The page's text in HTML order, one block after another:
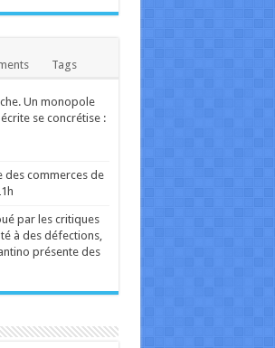
en 2023, le
histoire belge à
...
Blur, U2 ou
William
sur l'album
de Blur, est
ses proches
Ecrit le 07/08 18:02
Chassepierre
Ecrit le 07/08 15:51
Gervais, bien
à l'image de ses
Ecrit le 07/08 14:25
Tags
Un monopole
se concrétise :
des commerces de
par les critiques
à des défections,
présente des